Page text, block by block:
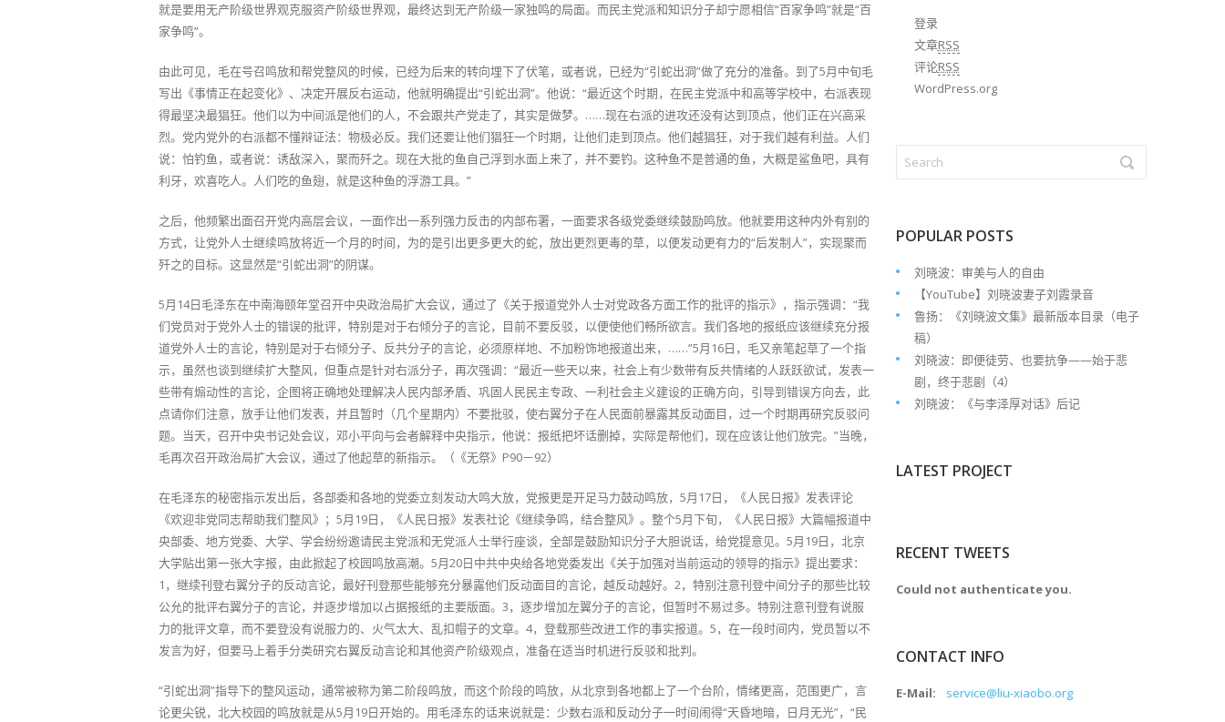
就是要用无产阶级世界观克服资产阶级世界观，最终达到无产阶级一家独鸣的局面。而民主党派和知识分子却宁愿相信“百家争鸣”就是“百
家争鸣”。
由此可见，毛在号召鸣放和帮党整风的时候，已经为后来的转向埋下了伏笔，或者说，已经为“引蛇出洞”做了充分的准备。到了5月中旬毛
写出《事情正在起变化》、决定开展反右运动，他就明确提出“引蛇出洞”。他说：“最近这个时期，在民主党派中和高等学校中，右派表现
得最坚决最猖狂。他们以为中间派是他们的人，不会跟共产党走了，其实是做梦。……现在右派的进攻还没有达到顶点，他们正在兴高采
烈。党内党外的右派都不懂辩证法：物极必反。我们还要让他们猖狂一个时期，让他们走到顶点。他们越猖狂，对于我们越有利益。人们
说：怕钓鱼，或者说：诱敌深入，聚而歼之。现在大批的鱼自己浮到水面上来了，并不要钓。这种鱼不是普通的鱼，大概是鲨鱼吧，具有
利牙，欢喜吃人。人们吃的鱼翅，就是这种鱼的浮游工具。”
之后，他频繁出面召开党内高层会议，一面作出一系列强力反击的内部布署，一面要求各级党委继续鼓励鸣放。他就要用这种内外有别的
方式，让党外人士继续鸣放将近一个月的时间，为的是引出更多更大的蛇，放出更烈更毒的草，以便发动更有力的“后发制人”，实现聚而
歼之的目标。这显然是“引蛇出洞”的阴谋。
5月14日毛泽东在中南海颐年堂召开中央政治局扩大会议，通过了《关于报道党外人士对党政各方面工作的批评的指示》，指示强调：“我
们党员对于党外人士的错误的批评，特别是对于右倾分子的言论，目前不要反驳，以便使他们畅所欲言。我们各地的报纸应该继续充分报
道党外人士的言论，特别是对于右倾分子、反共分子的言论，必须原样地、不加粉饰地报道出来，……”5月16日，毛又亲笔起草了一个指
示，虽然也谈到继续扩大整风，但重点是针对右派分子，再次强调：“最近一些天以来，社会上有少数带有反共情绪的人跃跃欲试，发表一
些带有煽动性的言论，企图将正确地处理解决人民内部矛盾、巩固人民民主专政、一利社会主义建设的正确方向，引导到错误方向去，此
点请你们注意，放手让他们发表，并且暂时（几个星期内）不要批驳，使右翼分子在人民面前暴露其反动面目，过一个时期再研究反驳问
题。当天，召开中央书记处会议，邓小平向与会者解释中央指示，他说：报纸把坏话删掉，实际是帮他们，现在应该让他们放完。”当晚，
毛再次召开政治局扩大会议，通过了他起草的新指示。（《无祭》P90－92）
在毛泽东的秘密指示发出后，各部委和各地的党委立刻发动大鸣大放，党报更是开足马力鼓动鸣放，5月17日，《人民日报》发表评论
《欢迎非党同志帮助我们整风》；5月19日，《人民日报》发表社论《继续争鸣，结合整风》。整个5月下旬，《人民日报》大篇幅报道中
央部委、地方党委、大学、学会纷纷邀请民主党派和无党派人士举行座谈，全部是鼓励知识分子大胆说话，给党提意见。5月19日，北京
大学贴出第一张大字报，由此掀起了校园鸣放高潮。5月20日中共中央给各地党委发出《关于加强对当前运动的领导的指示》提出要求：
1，继续刊登右翼分子的反动言论，最好刊登那些能够充分暴露他们反动面目的言论，越反动越好。2，特别注意刊登中间分子的那些比较
公允的批评右翼分子的言论，并逐步增加以占据报纸的主要版面。3，逐步增加左翼分子的言论，但暂时不易过多。特别注意刊登有说服
力的批评文章，而不要登没有说服力的、火气太大、乱扣帽子的文章。4，登载那些改进工作的事实报道。5，在一段时间内，党员暂以不
发言为好，但要马上着手分类研究右翼反动言论和其他资产阶级观点，准备在适当时机进行反驳和批判。
“引蛇出洞”指导下的整风运动，通常被称为第二阶段鸣放，而这个阶段的鸣放，从北京到各地都上了一个台阶，情绪更高，范围更广，言
论更尖锐，北大校园的鸣放就是从5月19日开始的。用毛泽东的话来说就是：少数右派和反动分子一时间闹得“天昏地暗，日月无光”，“民
登录
文章RSS
评论RSS
WordPress.org
POPULAR POSTS
刘晓波：审美与人的自由
【YouTube】刘晓波妻子刘霞录音
鲁扬：《刘晓波文集》最新版本目录（电子
稿）
刘晓波：即便徒劳、也要抗争——始于悲
剧，终于悲剧（4）
刘晓波：《与李泽厚对话》后记
LATEST PROJECT
RECENT TWEETS
Could not authenticate you.
CONTACT INFO
E-Mail: service@liu-xiaobo.org